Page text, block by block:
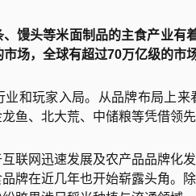
馒头等米面制品的主食产业有
场，全球有超过70万亿级的市
业和玩家入局。从品牌布局上
鱼、北大荒、中储粮等凭借领
联网迅速发展及农产品品牌化
牌在近几年也开始崭露头角。